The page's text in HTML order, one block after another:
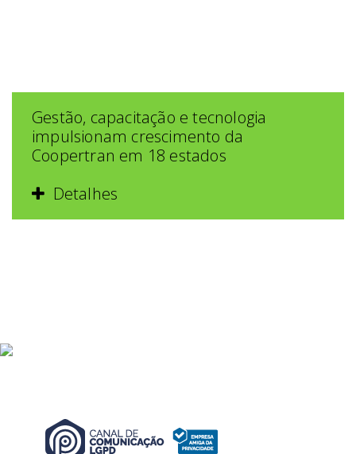
Gestão, capacitação e tecnologia
impulsionam crescimento da
Coopertran em 18 estados
Detalhes